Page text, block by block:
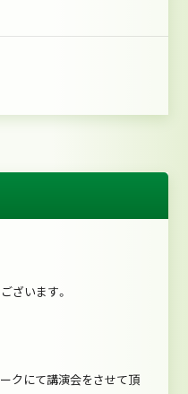
ざいます。
クにて講演会をさせて頂